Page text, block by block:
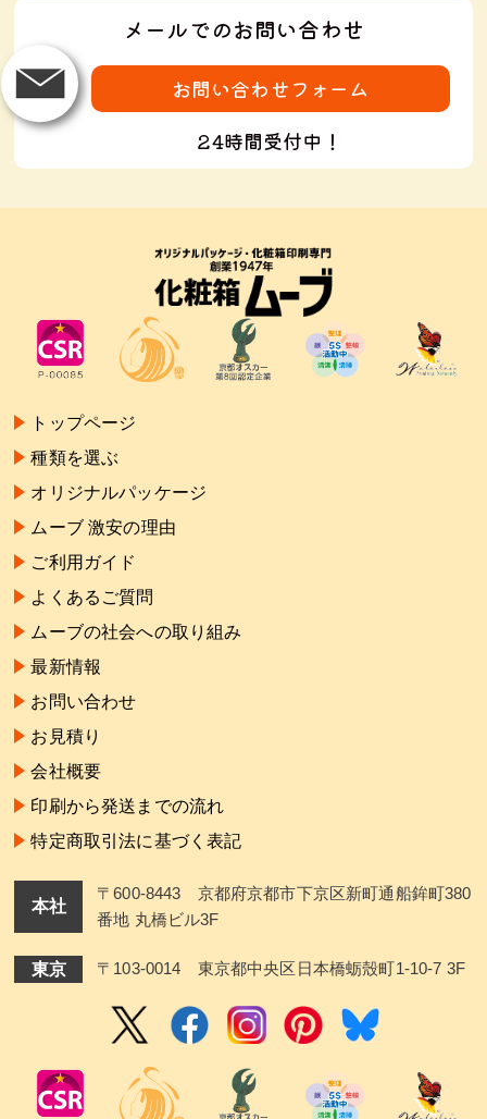
メールでのお問い合わせ
お問い合わせフォーム
24時間受付中！
トップページ
種類を選ぶ
オリジナルパッケージ
ムーブ 激安の理由
ご利用ガイド
よくあるご質問
ムーブの社会への取り組み
最新情報
お問い合わせ
お見積り
会社概要
印刷から発送までの流れ
特定商取引法に基づく表記
本社
〒600-8443 京都府京都市下京区新町通船鉾町380
番地 丸橋ビル3F
東京 〒103-0014 東京都中央区日本橋蛎殼町1-10-7 3F